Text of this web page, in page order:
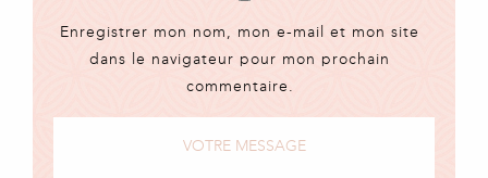
Enregistrer mon nom, mon e-mail et mon site
dans le navigateur pour mon prochain
commentaire.